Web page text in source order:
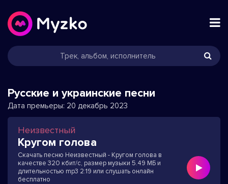
Русские и украинские песни
Дата премьеры: 20 декабрь 2023
Неизвестный
Кругом голова
Скачать песню Неизвестный - Кругом голова в
качестве 320 кбит/с, размер музыки 5.49 МБ и
длительностью mp3 2:19 или слушать онлайн
бесплатно